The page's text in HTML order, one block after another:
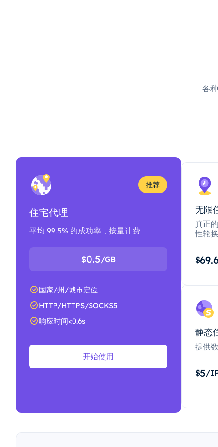
各
推荐
住宅代理
平均 99.5% 的成功率，按量计费
$0.5/GB
国家/州/城市定位
HTTP/HTTPS/SOCKS5
响应时间<0.6s
开始使用
无限
真正
性轮
$
静态
提供
$5/